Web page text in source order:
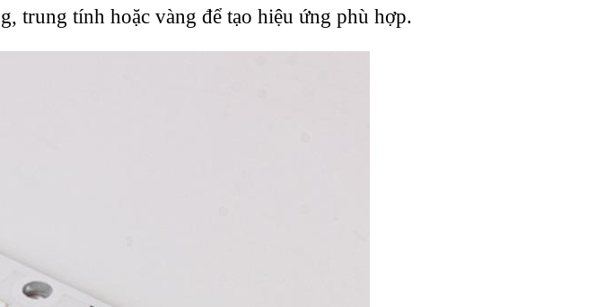
trung tính hoặc vàng để tạo hiệu ứng phù hợp.